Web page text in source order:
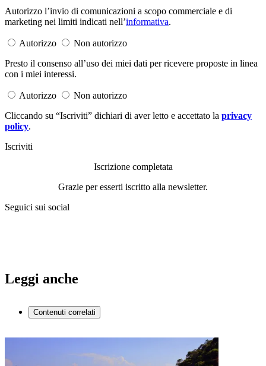
Autorizzo l’invio di comunicazioni a scopo commerciale e di
marketing nei limiti indicati nell’informativa.
Autorizzo
Non autorizzo
Presto il consenso all’uso dei miei dati per ricevere proposte in linea
con i miei interessi.
Autorizzo
Non autorizzo
Cliccando su “Iscriviti” dichiari di aver letto e accettato la privacy
policy.
Iscriviti
Iscrizione completata
Grazie per esserti iscritto alla newsletter.
Seguici sui social
Leggi anche
Contenuti correlati